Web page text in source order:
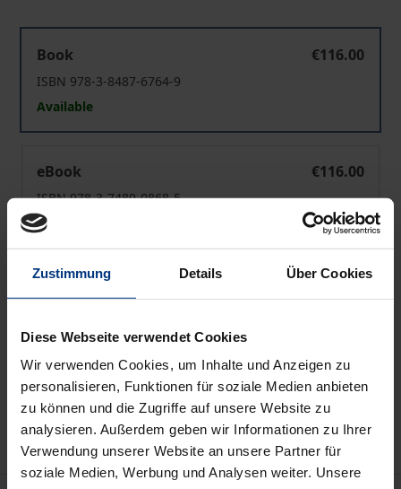
Zustimmung Details Über Cookies
Diese Webseite verwendet Cookies
Wir verwenden Cookies, um Inhalte und Anzeigen zu
personalisieren, Funktionen für soziale Medien anbieten
zu können und die Zugriffe auf unsere Website zu
analysieren. Außerdem geben wir Informationen zu Ihrer
Verwendung unserer Website an unsere Partner für
soziale Medien, Werbung und Analysen weiter. Unsere
Book
€116.00
ISBN 978-3-8487-6764-9
Available
eBook
€116.00
ISBN 978-3-7489-0868-5
Available
Prices include VAT. Depending on the delivery address, VAT
may vary at checkout.
Add to Wish List
Delivery cost notice